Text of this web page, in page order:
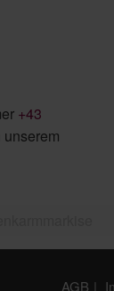
+43
AGB